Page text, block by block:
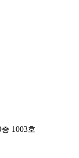
1003호